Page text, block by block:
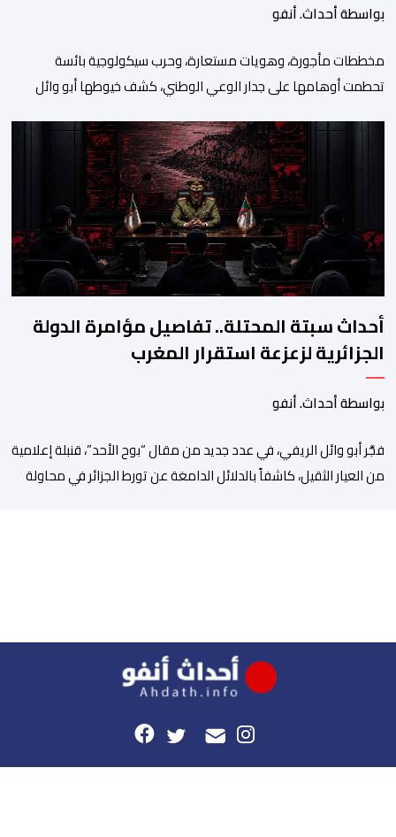
بواسطة أحداث. أنفو
مخططات مأجورة، وهويات مستعارة، وحرب سيكولوجية بائسة
تحطمت أوهامها على جدار الوعي الوطني، كشف خيوطها أبو وائل
الأجهزة الأمنية المغربية لأحدث محاولات المخابرات العسكرية الجزائرية
استهداف امن المملكة واستقرارها. أكد أبو وائل الريفي أنه: “بعد
إجهاض مخططات الجارة التي تحركت سريعا عبر عملائها […]
أحداث سبتة المحتلة.. تفاصيل مؤامرة الدولة
الجزائرية لزعزعة استقرار المغرب
بواسطة أحداث. أنفو
فجَّر أبو وائل الريفي، في عدد جديد من مقال “بوح الأحد”، قنبلة إعلامية
من العيار الثقيل، كاشفاً بالدلائل الدامغة عن تورط الجزائر في محاولة